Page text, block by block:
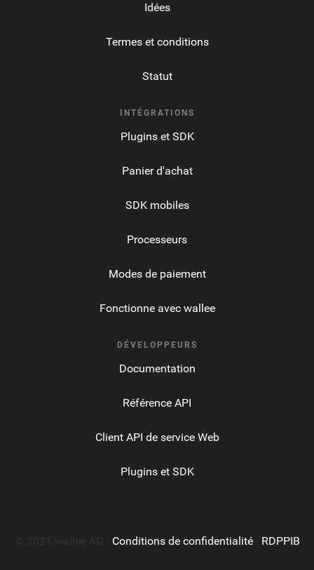
Idées
Termes et conditions
Statut
INTÉGRATIONS
Plugins et SDK
Panier d'achat
SDK mobiles
Processeurs
Modes de paiement
Fonctionne avec wallee
DÉVELOPPEURS
Documentation
Référence API
Client API de service Web
Plugins et SDK
Conditions de confidentialité· RDPPIB